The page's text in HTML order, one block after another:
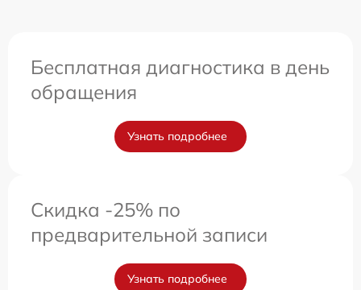
Бесплатная диагностика в день
обращения
Узнать подробнее
Скидка -25% по
предварительной записи
Узнать подробнее